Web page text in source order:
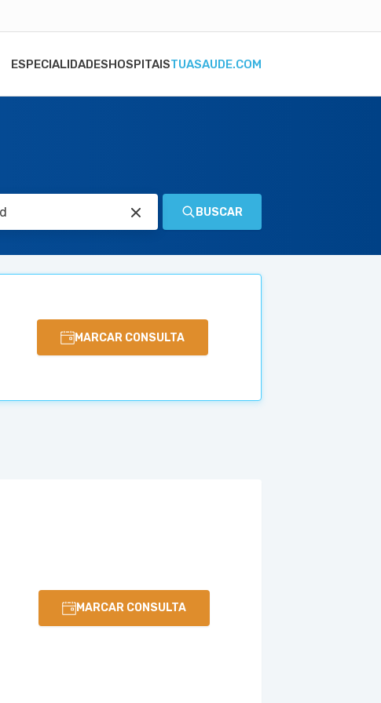
ESPECIALIDADESHOSPITAISTUASAUDE.COM
BUSCAR
MARCAR CONSULTA
MARCAR CONSULTA